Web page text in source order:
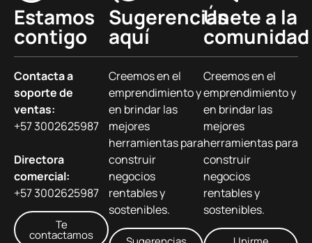
Estamos
contigo
Contacta a
soporte de
ventas:
+57 3002625987
Directora
comercial:
+57 3002625987
Te
contactamos
Sugerencias
aquí
Creemos en el
emprendimiento y
en brindar las
mejores
herramientas para
construir
negocios
rentables y
sostenibles.
Únete a la
comunidad
Creemos en el
emprendimiento y
en brindar las
mejores
herramientas para
construir
negocios
rentables y
sostenibles.